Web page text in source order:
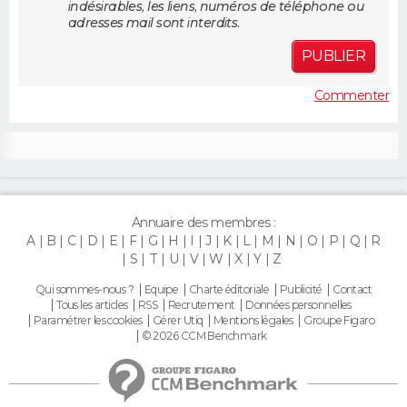
indésirables, les liens, numéros de téléphone ou
adresses mail sont interdits.
PUBLIER
Commenter
Annuaire des membres :
A
B C D E F G H I J K L M N O P Q
R
S
T U V W X Y Z
Qui sommes-nous ? Equipe Charte éditoriale Publicité
Contact
Tous les articles
RSS Recrutement
Données personnelles
Paramétrer les cookies
Gérer Utiq Mentions légales
Groupe Figaro
© 2026 CCM Benchmark